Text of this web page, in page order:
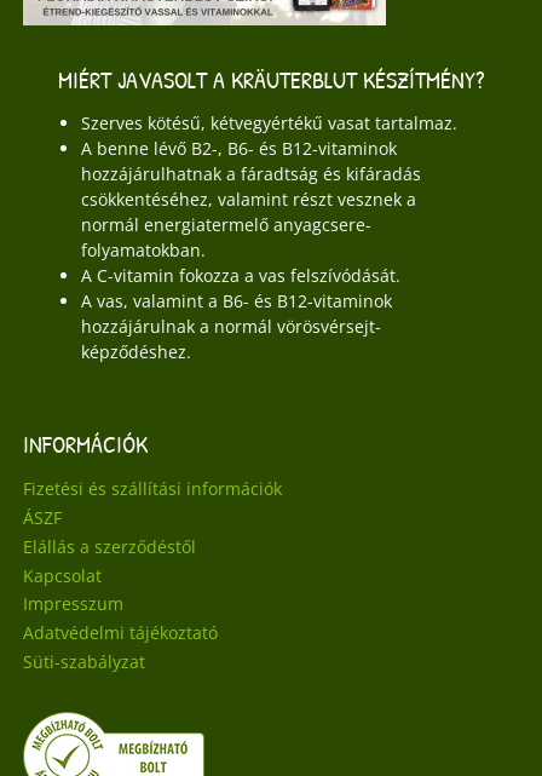
MIÉRT JAVASOLT A KRÄUTERBLUT KÉSZÍTMÉNY?
Szerves kötésű, kétvegyértékű vasat tartalmaz.
A benne lévő B2-, B6- és B12-vitaminok
hozzájárulhatnak a fáradtság és kifáradás
csökkentéséhez, valamint részt vesznek a
normál energiatermelő anyagcsere-
folyamatokban.
A C-vitamin fokozza a vas felszívódását.
A vas, valamint a B6- és B12-vitaminok
hozzájárulnak a normál vörösvérsejt-
képződéshez.
INFORMÁCIÓK
Fizetési és szállítási információk
ÁSZF
Elállás a szerződéstől
Kapcsolat
Impresszum
Adatvédelmi tájékoztató
Süti-szabályzat